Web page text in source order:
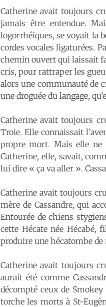
Catherine avait toujours
jamais être entendue.
logorrhéiques, se voyait la
cordes vocales ligaturées.
chemin ouvert qui laissait
cris, pour rattraper les
alors une communauté de
une droguée du langage,
Catherine avait toujours
Troie. Elle connaissait
propre mort. Mais elle ne
Catherine, elle, savait,
lui dire « ça va aller ».
Catherine avait toujours
mère de Cassandre, qui
Entourée de chiens
cette Hécate née Hécabé,
produire une hécatombe de
Catherine avait toujours
aurait été comme
décompté ceux de
torche les morts à St-